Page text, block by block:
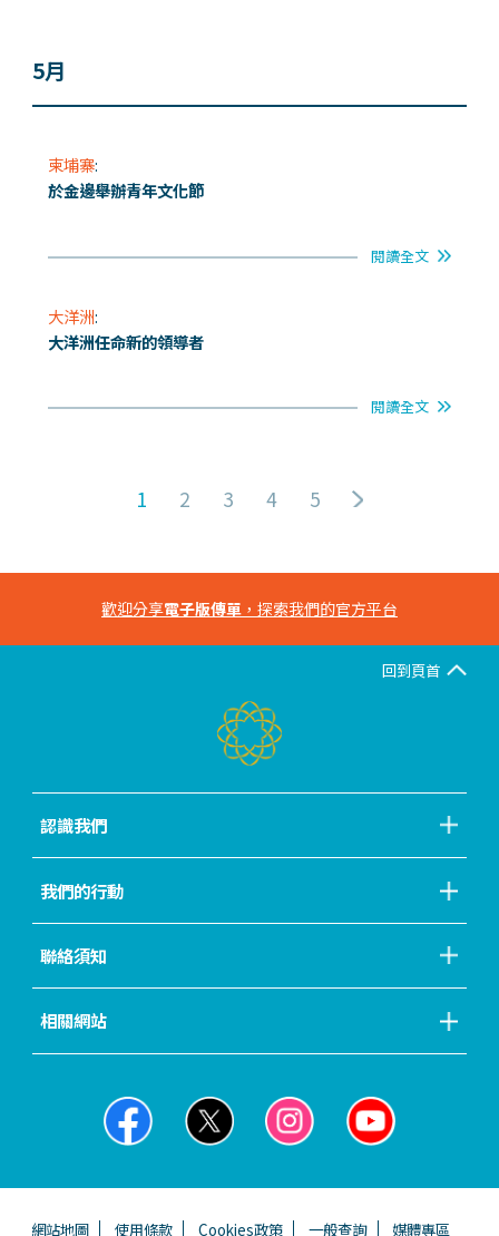
5月
柬埔寨:
於金邊舉辦青年文化節
閱讀全文
大洋洲:
大洋洲任命新的領導者
閱讀全文
1 2 3 4 5
歡迎分享電子版傳單 ，探索我們的官方平台
回到頁首
認識我們
我們的行動
聯絡須知
相關網站
網站地圖 使用條款 Cookies政策 一般查詢 媒體專區